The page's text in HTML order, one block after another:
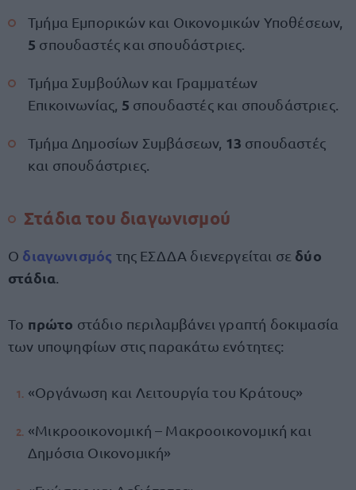
Τμήμα Εμπορικών και Οικονομικών Υποθέσεων,
5 σπουδαστές και σπουδάστριες.
Τμήμα Συμβούλων και Γραμματέων
Επικοινωνίας, 5 σπουδαστές και σπουδάστριες.
Τμήμα Δημοσίων Συμβάσεων, 13 σπουδαστές
και σπουδάστριες.
Στάδια του διαγωνισμού
Ο διαγωνισμός της ΕΣΔΔΑ διενεργείται σε δύο
στάδια
Το πρώτο στάδιο περιλαμβάνει γραπτή δοκιμασία
των υποψηφίων στις παρακάτω ενότητες:
«Οργάνωση και Λειτουργία του Κράτους»
«Μικροοικονομική – Μακροοικονομική και
Δημόσια Οικονομική»